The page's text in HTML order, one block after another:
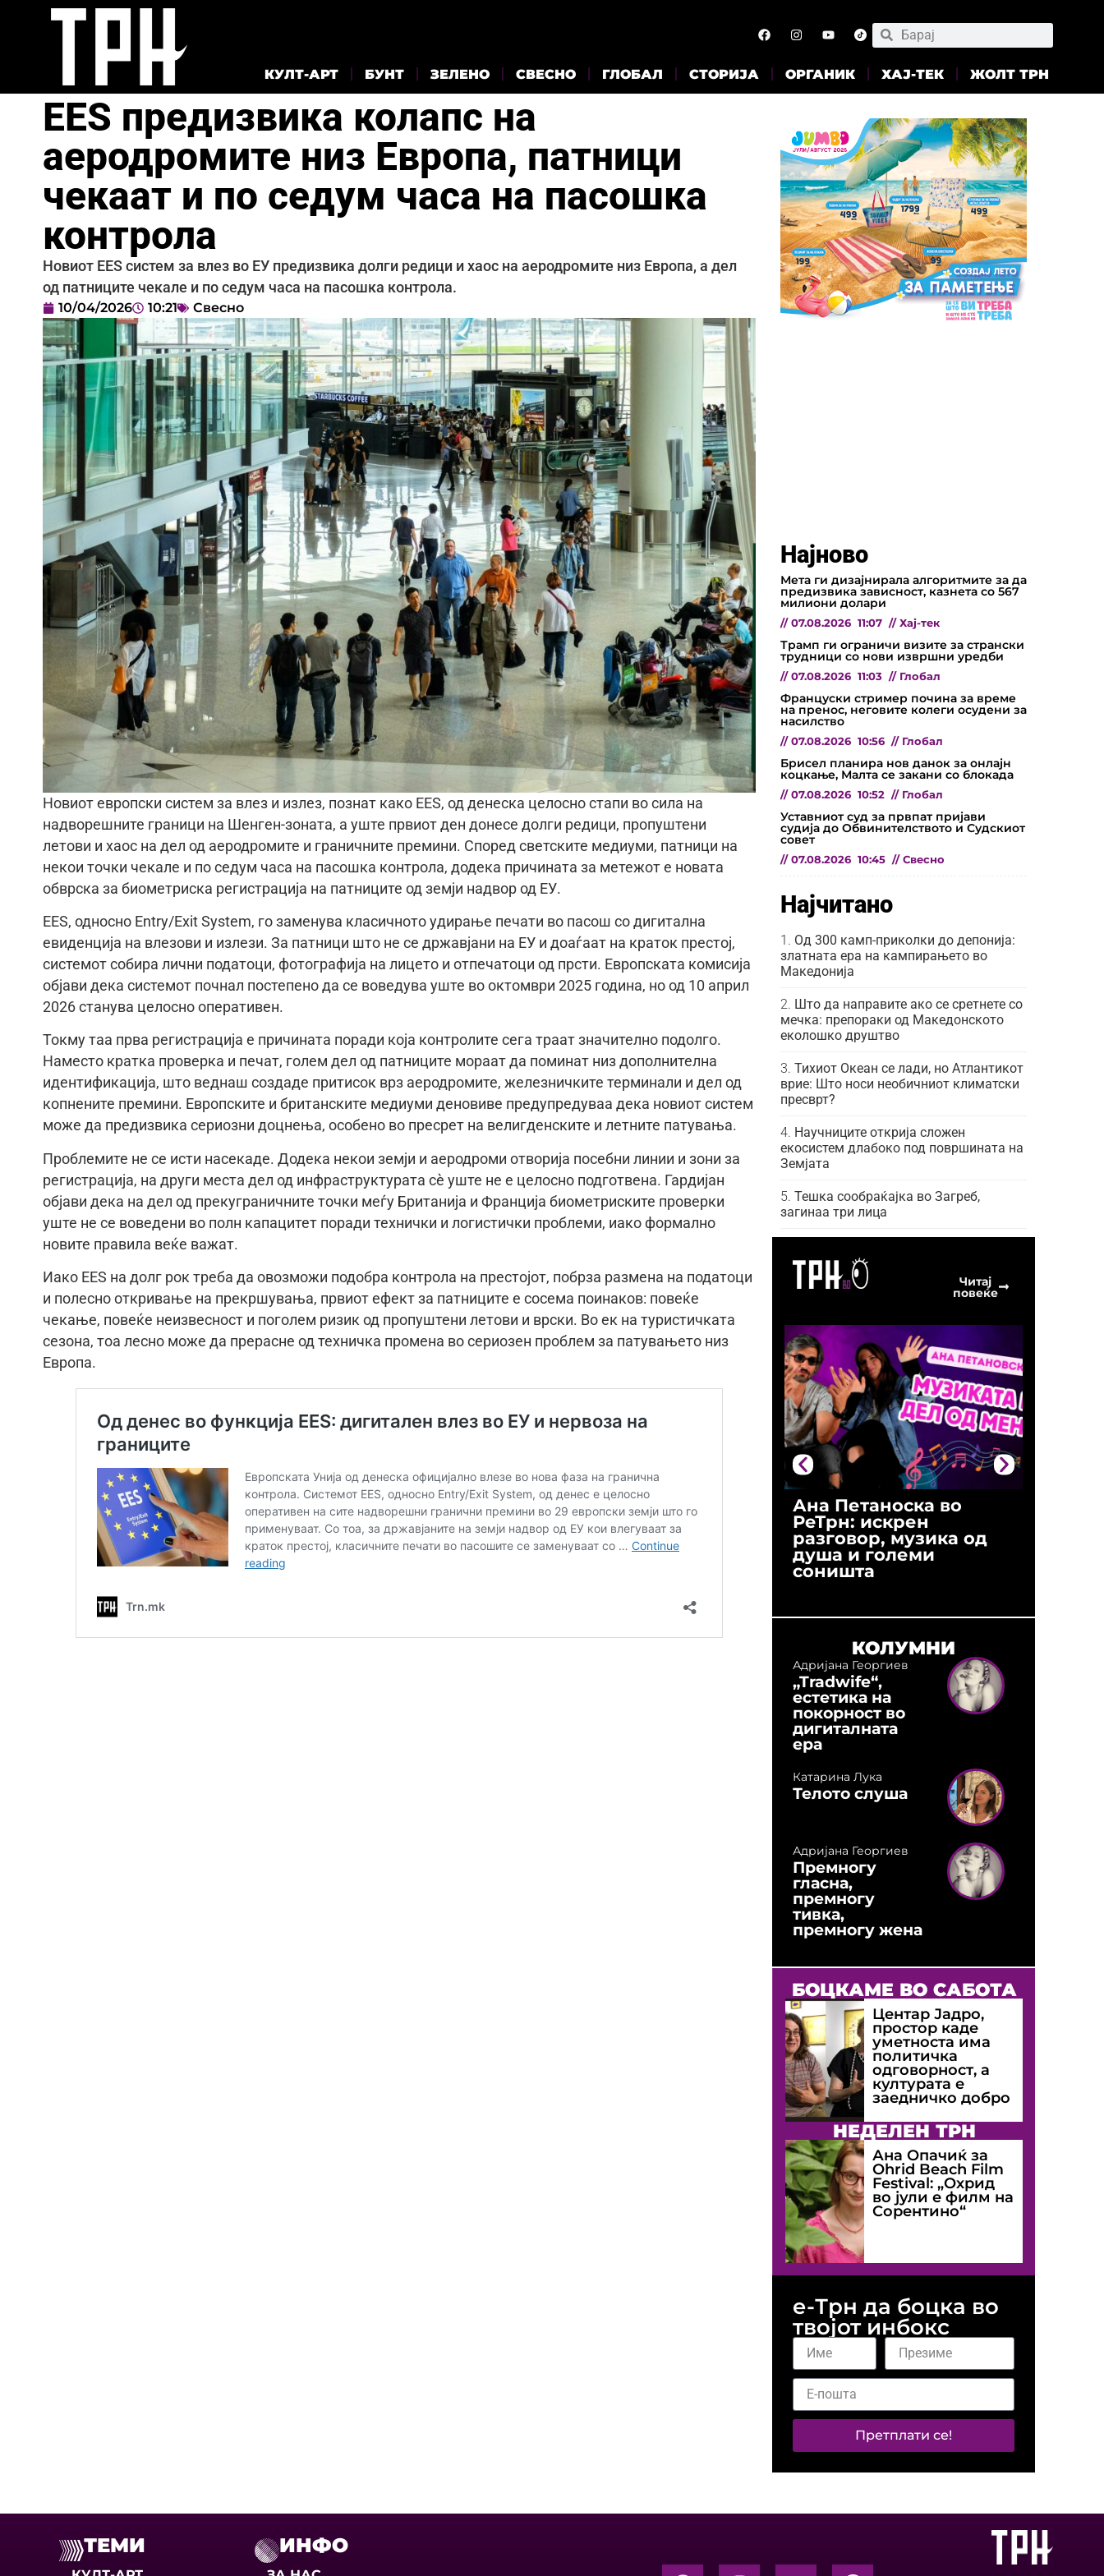
КУЛТ-АРТ БУНТ ЗЕЛЕНО СВЕСНО ГЛОБАЛ СТОРИЈА ОРГАНИК ХАЈ-ТЕК ЖОЛТ ТРН
EES предизвика колапс на
аеродромите низ Европа, патници
чекаат и по седум часа на пасошка
контрола
Новиот EES систем за влез во ЕУ предизвика долги редици и хаос на аеродромите низ Европа, а дел
од патниците чекале и по седум часа на пасошка контрола.
10/04/2026 10:21 Свесно
Новиот европски систем за влез и излез, познат како EES, од денеска целосно стапи во сила на
надворешните граници на Шенген-зоната, а уште првиот ден донесе долги редици, пропуштени
летови и хаос на дел од аеродромите и граничните премини. Според светските медиуми, патници на
некои точки чекале и по седум часа на пасошка контрола, додека причината за метежот е новата
обврска за биометриска регистрација на патниците од земји надвор од ЕУ.
EES, односно Entry/Exit System, го заменува класичното удирање печати во пасош со дигитална
евиденција на влезови и излези. За патници што не се државјани на ЕУ и доаѓаат на краток престој,
системот собира лични податоци, фотографија на лицето и отпечатоци од прсти. Европската комисија
објави дека системот почнал постепено да се воведува уште во октомври 2025 година, но од 10 април
2026 станува целосно оперативен.
Токму таа прва регистрација е причината поради која контролите сега траат значително подолго.
Наместо кратка проверка и печат, голем дел од патниците мораат да поминат низ дополнителна
идентификација, што веднаш создаде притисок врз аеродромите, железничките терминали и дел од
копнените премини. Европските и британските медиуми деновиве предупредуваа дека новиот систем
може да предизвика сериозни доцнења, особено во пресрет на велигденските и летните патувања.
Проблемите не се исти насекаде. Додека некои земји и аеродроми отворија посебни линии и зони за
регистрација, на други места дел од инфраструктурата сè уште не е целосно подготвена. Гардијан
објави дека на дел од прекуграничните точки меѓу Британија и Франција биометриските проверки
уште не се воведени во полн капацитет поради технички и логистички проблеми, иако формално
новите правила веќе важат.
Иако EES на долг рок треба да овозможи подобра контрола на престојот, побрза размена на податоци
и полесно откривање на прекршувања, првиот ефект за патниците е сосема поинаков: повеќе
чекање, повеќе неизвесност и поголем ризик од пропуштени летови и врски. Во ек на туристичката
сезона, тоа лесно може да прерасне од техничка промена во сериозен проблем за патувањето низ
Европа.
Најново
Мета ги дизајнирала алгоритмите за да
предизвика зависност, казнета со 567
милиони долари
// 07.08.2026 11:07 // Хај-тек
Трамп ги ограничи визите за странски
трудници со нови извршни уредби
// 07.08.2026 11:03 // Глобал
Француски стример почина за време
на пренос, неговите колеги осудени за
насилство
// 07.08.2026 10:56 // Глобал
Брисел планира нов данок за онлајн
коцкање, Малта се закани со блокада
// 07.08.2026 10:52 // Глобал
Уставниот суд за првпат пријави
судија до Обвинителството и Судскиот
совет
// 07.08.2026 10:45 // Свесно
Најчитано
Од 300 камп-приколки до депонија:
златната ера на кампирањето во
Македонија
Што да направите ако се сретнете со
мечка: препораки од Македонското
еколошко друштво
Тихиот Океан се лади, но Атлантикот
врие: Што носи необичниот климатски
пресврт?
Научниците открија сложен
екосистем длабоко под површината на
Земјата
Тешка сообраќајка во Загреб,
загинаа три лица
Читај
повеќе
Ана Петаноска во
РеТрн: искрен
разговор, музика од
душа и големи
соништа
КОЛУМНИ
Адријана Георгиев
„Tradwife“,
естетика на
покорност во
дигиталната
ера
Катарина Лука
Телото слуша
Адријана Георгиев
Премногу
гласна,
премногу
тивка,
премногу жена
БОЦКАМЕ ВО САБОТА
Центар Јадро,
простор каде
уметноста има
политичка
одговорност, а
културата е
заедничко добро
НЕДЕЛЕН ТРН
Ана Опачиќ за
Оhrid Beach Film
Festival: „Охрид
во јули е филм на
Сорентино“
е-Трн да боцка во
твојот инбокс
Претплати се!
ТЕМИ ИНФО